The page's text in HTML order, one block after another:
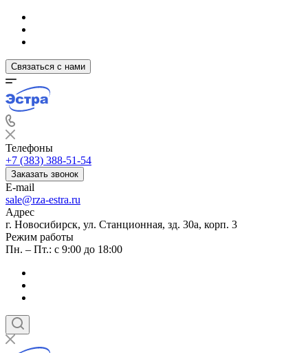
Связаться с нами
Телефоны
+7 (383) 388-51-54
Заказать звонок
E-mail
sale@rza-estra.ru
Адрес
г. Новосибирск, ул. Станционная, зд. 30а, корп. 3
Режим работы
Пн. – Пт.: с 9:00 до 18:00